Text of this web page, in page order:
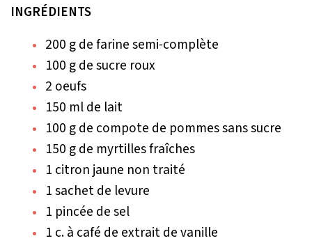
INGRÉDIENTS
200 g de farine semi-complète
100 g de sucre roux
2 oeufs
150 ml de lait
100 g de compote de pommes sans sucre
150 g de myrtilles fraîches
1 citron jaune non traité
1 sachet de levure
1 pincée de sel
1 c. à café de extrait de vanille